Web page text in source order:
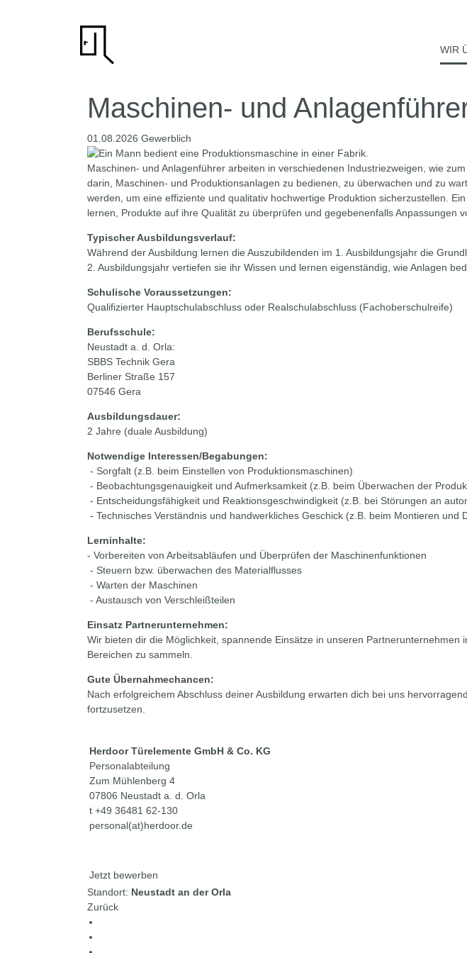
WIR
Maschinen- und
01.08.2026 Gewerblich
Maschinen- und Anlagenführer arbeiten in verschiedenen Industriezweigen, wie
darin, Maschinen- und Produktionsanlagen zu bedienen, zu überwachen und zu
werden, um eine effiziente und qualitativ hochwertige Produktion sicherzustellen.
lernen, Produkte auf ihre Qualität zu überprüfen und gegebenenfalls Anpassungen
Typischer Ausbildungsverlauf:
Während der Ausbildung lernen die Auszubildenden im 1. Ausbildungsjahr die
2. Ausbildungsjahr vertiefen sie ihr Wissen und lernen eigenständig, wie Anlagen
Schulische Voraussetzungen:
Qualifizierter Hauptschulabschluss oder Realschulabschluss (Fachoberschulreife)
Berufsschule:
Neustadt a. d. Orla:
SBBS Technik Gera
Berliner Straße 157
07546 Gera
Ausbildungsdauer:
2 Jahre (duale Ausbildung)
Notwendige Interessen/Begabungen:
- Sorgfalt (z.B. beim Einstellen von Produktionsmaschinen)
- Beobachtungsgenauigkeit und Aufmerksamkeit (z.B. beim Überwachen der
- Entscheidungsfähigkeit und Reaktionsgeschwindigkeit (z.B. bei Störungen an
- Technisches Verständnis und handwerkliches Geschick (z.B. beim Montieren
Lerninhalte:
- Vorbereiten von Arbeitsabläufen und Überprüfen der Maschinenfunktionen
- Steuern bzw. überwachen des Materialflusses
- Warten der Maschinen
- Austausch von Verschleißteilen
Einsatz Partnerunternehmen:
Wir bieten dir die Möglichkeit, spannende Einsätze in unseren
Bereichen zu sammeln.
Gute Übernahmechancen:
Nach erfolgreichem Abschluss deiner Ausbildung erwarten dich bei uns
fortzusetzen.
Herdoor Türelemente GmbH & Co. KG
Personalabteilung
Zum Mühlenberg 4
07806 Neustadt a. d. Orla
t +49 36481 62-130
personal(at)herdoor.de
Jetzt bewerben
Standort: Neustadt an der Orla
Zurück